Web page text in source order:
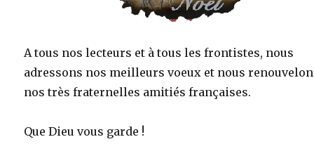
A tous nos lecteurs et à tous les frontistes, nous
adressons nos meilleurs voeux et nous
nos très fraternelles amitiés françaises.
Que Dieu vous garde !